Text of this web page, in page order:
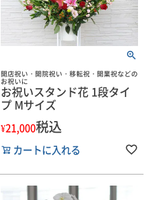
開店祝い・開院祝い・移転祝・開業祝などの
お祝いに
お祝いスタンド花 1段タイ
プ Mサイズ
¥21,000税込
カートに入れる